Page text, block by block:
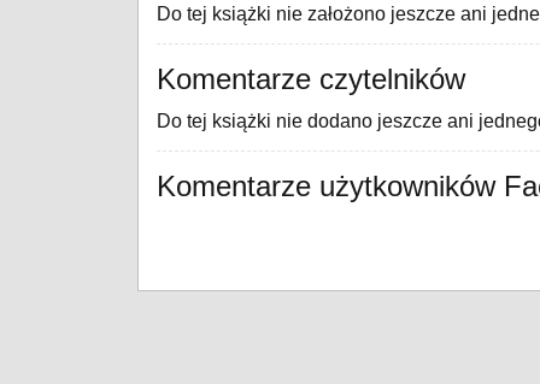
Do tej książki nie założono jeszcze ani
Komentarze czytelników
Do tej książki nie dodano jeszcze ani
Komentarze użytkowników